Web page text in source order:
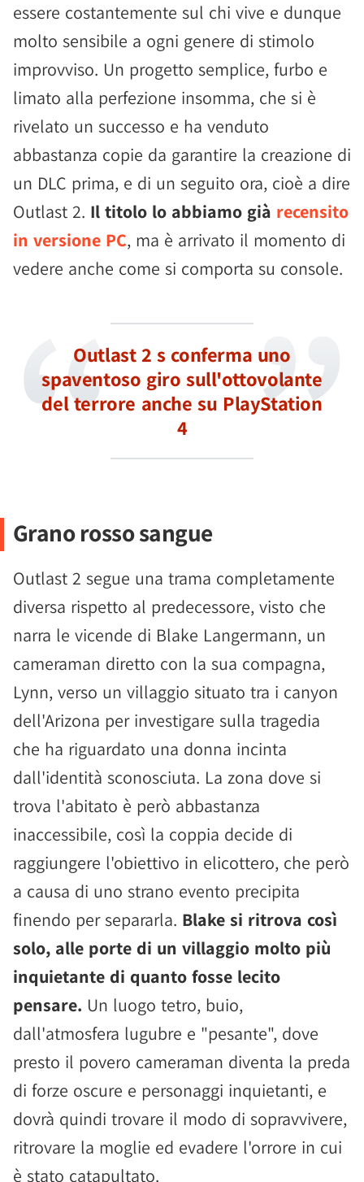
essere costantemente sul chi vive e dunque
molto sensibile a ogni genere di stimolo
improvviso. Un progetto semplice, furbo e
limato alla perfezione insomma, che si è
rivelato un successo e ha venduto
abbastanza copie da garantire la creazione di
un DLC prima, e di un seguito ora, cioè a dire
Outlast 2. Il titolo lo abbiamo già recensito
in versione PC, ma è arrivato il momento di
vedere anche come si comporta su console.
Outlast 2 s conferma uno
spaventoso giro sull'ottovolante
del terrore anche su PlayStation
4
Grano rosso sangue
Outlast 2 segue una trama completamente
diversa rispetto al predecessore, visto che
narra le vicende di Blake Langermann, un
cameraman diretto con la sua compagna,
Lynn, verso un villaggio situato tra i canyon
dell'Arizona per investigare sulla tragedia
che ha riguardato una donna incinta
dall'identità sconosciuta. La zona dove si
trova l'abitato è però abbastanza
inaccessibile, così la coppia decide di
raggiungere l'obiettivo in elicottero, che però
a causa di uno strano evento precipita
finendo per separarla. Blake si ritrova così
solo, alle porte di un villaggio molto più
inquietante di quanto fosse lecito
pensare. Un luogo tetro, buio,
dall'atmosfera lugubre e "pesante", dove
presto il povero cameraman diventa la preda
di forze oscure e personaggi inquietanti, e
dovrà quindi trovare il modo di sopravvivere,
ritrovare la moglie ed evadere l'orrore in cui
è stato catapultato.